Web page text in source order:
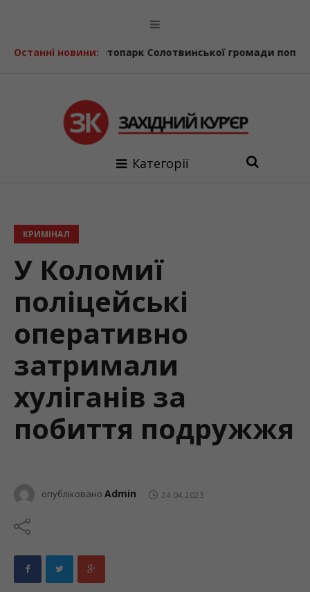
Останні новини:
Автопарк Солотвинської громади поповнив ще
Категорії
КРИМІНАЛ
У Коломиї
поліцейські
оперативно
затримали
хуліганів за
побиття подружжя
опубліковано Admin 24.04.2023